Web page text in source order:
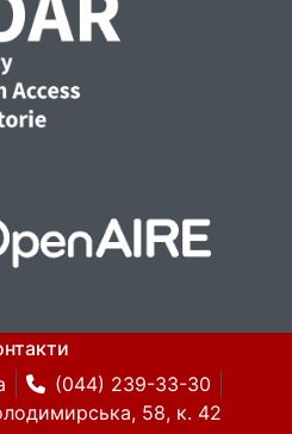
(044) 239-33-30
58, к. 42